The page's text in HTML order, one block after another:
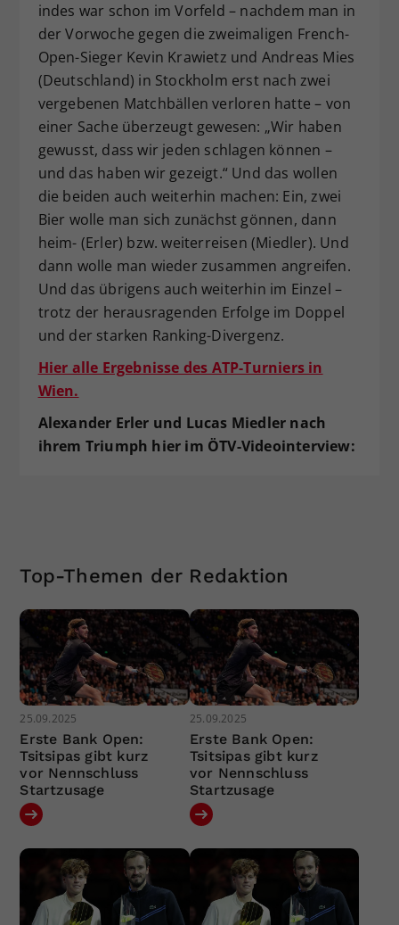
indes war schon im Vorfeld – nachdem man in
der Vorwoche gegen die zweimaligen French-
Open-Sieger Kevin Krawietz und Andreas Mies
(Deutschland) in Stockholm erst nach zwei
vergebenen Matchbällen verloren hatte – von
einer Sache überzeugt gewesen: „Wir haben
gewusst, dass wir jeden schlagen können –
und das haben wir gezeigt.“ Und das wollen
die beiden auch weiterhin machen: Ein, zwei
Bier wolle man sich zunächst gönnen, dann
heim- (Erler) bzw. weiterreisen (Miedler). Und
dann wolle man wieder zusammen angreifen.
Und das übrigens auch weiterhin im Einzel –
trotz der herausragenden Erfolge im Doppel
und der starken Ranking-Divergenz.
Hier alle Ergebnisse des ATP-Turniers in
Wien.
Alexander Erler und Lucas Miedler nach
ihrem Triumph hier im ÖTV-Videointerview:
Top-Themen der Redaktion
25.09.2025
Erste Bank Open:
Tsitsipas gibt kurz
vor Nennschluss
Startzusage
25.09.2025
Erste Bank Open:
Tsitsipas gibt kurz
vor Nennschluss
Startzusage